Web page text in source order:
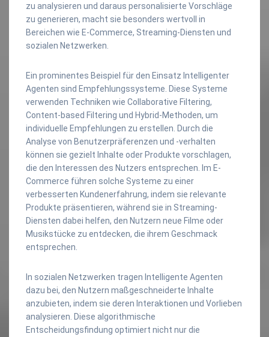
zu analysieren und daraus personalisierte Vorschläge
zu generieren, macht sie besonders wertvoll in
Bereichen wie E-Commerce, Streaming-Diensten und
sozialen Netzwerken.
Ein prominentes Beispiel für den Einsatz Intelligenter
Agenten sind Empfehlungssysteme. Diese Systeme
verwenden Techniken wie Collaborative Filtering,
Content-based Filtering und Hybrid-Methoden, um
individuelle Empfehlungen zu erstellen. Durch die
Analyse von Benutzerpräferenzen und -verhalten
können sie gezielt Inhalte oder Produkte vorschlagen,
die den Interessen des Nutzers entsprechen. Im E-
Commerce führen solche Systeme zu einer
verbesserten Kundenerfahrung, indem sie relevante
Produkte präsentieren, während sie in Streaming-
Diensten dabei helfen, den Nutzern neue Filme oder
Musikstücke zu entdecken, die ihrem Geschmack
entsprechen.
In sozialen Netzwerken tragen Intelligente Agenten
dazu bei, den Nutzern maßgeschneiderte Inhalte
anzubieten, indem sie deren Interaktionen und Vorlieben
analysieren. Diese algorithmische
Entscheidungsfindung optimiert nicht nur die